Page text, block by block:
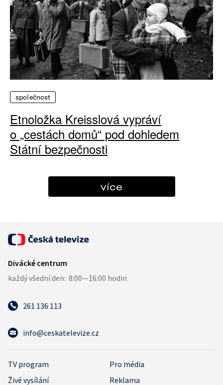
společnost
Etnoložka Kreisslová vypráví
o „cestách domů“ pod dohledem
Státní bezpečnosti
více
261 136 113
info@ceskatelevize.cz
TV program
Pro média
Živé vysílání
Reklama